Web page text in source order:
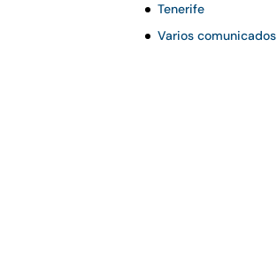
Tenerife
Varios comunicados